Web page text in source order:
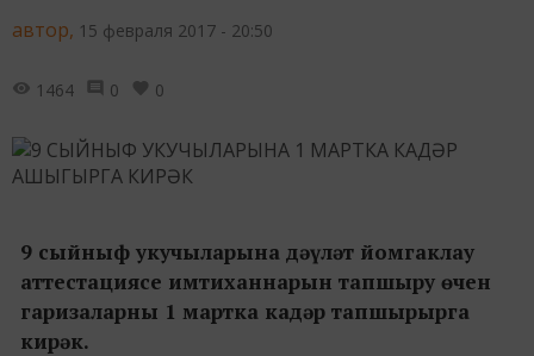
автор, 15 февраля 2017 - 20:50
1464 0 0
9 сыйныф укучыларына дәүләт йомгаклау
аттестациясе имтиханнарын тапшыру өчен
гаризаларны 1 мартка кадәр тапшырырга
кирәк.